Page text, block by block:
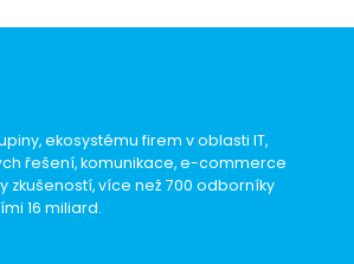
ekosystému firem v oblasti IT,
řešení, komunikace, e-commerce
zkušeností, více než 700 odborníky
16 miliard.